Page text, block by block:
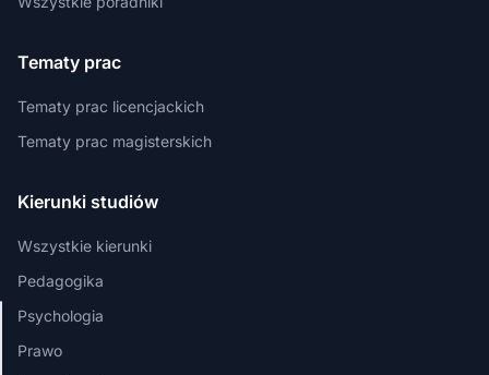
Tematy prac
Tematy prac licencjackich
Tematy prac magisterskich
Kierunki studiów
Wszystkie kierunki
Pedagogika
Psychologia
Prawo